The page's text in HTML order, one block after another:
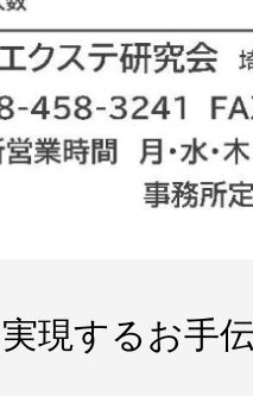
現するお手